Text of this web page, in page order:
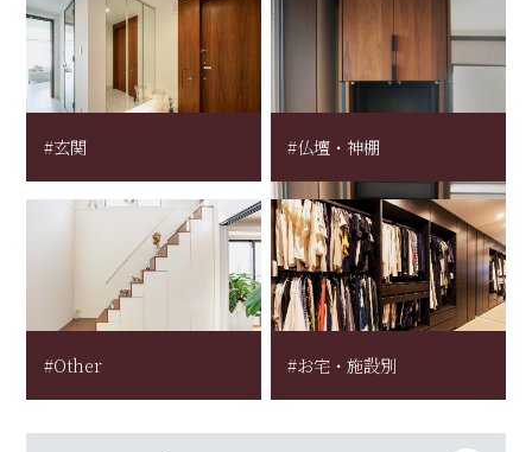
#玄関 #仏壇・神棚
#Other #お宅・施設別